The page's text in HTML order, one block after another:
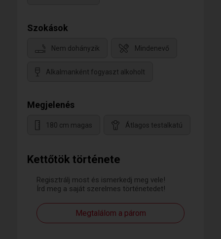
Kettőtök története
Regisztrálj most és ismerkedj meg vele!
Írd meg a saját szerelmes történetedet!
Megtalálom a párom
Szokások
Nem dohányzik Mindenevő
Alkalmanként fogyaszt alkoholt
Megjelenés
180 cm magas Átlagos testalkatú